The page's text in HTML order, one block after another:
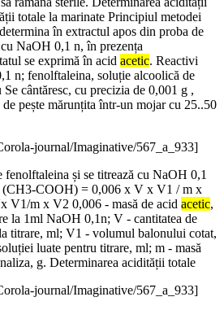
totale la marinate Principiul metodei
în extractul apos din proba de
NaOH 0,1 n, în prezența
se exprimă în acid acetic. Reactivi
n; fenolftaleina, soluție alcoolică de
cântăresc, cu precizia de 0,001 g ,
pește mărunțita într-un mojar cu 25..50
journal/Imaginative/567_a_933]
fenolftaleina și se titrează cu NaOH 0,1
(CH3-COOH) = 0,006 x V x V1 / m x
V1/m x V2 0,006 - masă de acid acetic,
la 1ml NaOH 0,1n; V - cantitatea de
titrare, ml; V1 - volumul balonului cotat,
luate pentru titrare, ml; m - masă
g. Determinarea acidității totale
journal/Imaginative/567_a_933]